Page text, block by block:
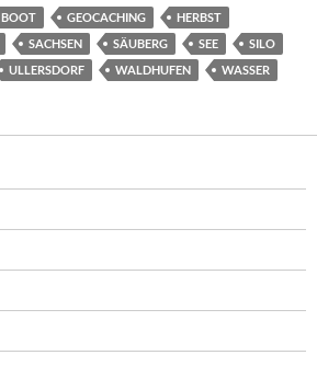
BOOT GEOCACHING
HERBST
SACHSEN SÄUBERG SEE
SILO
ULLERSDORF WALDHUFEN WASSER